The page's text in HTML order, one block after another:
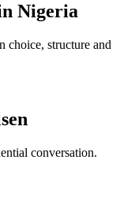
Nigeria
choice, structure and
conversation.